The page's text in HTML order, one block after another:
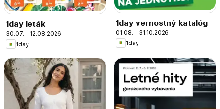
1day leták
30.07. - 12.08.2026
1day
1day vernostný katalóg
01.08. - 31.10.2026
1day